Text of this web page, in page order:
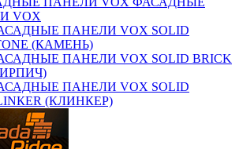
VOX
ПАНЕЛИ VOX SOLID
(КАМЕНЬ)
ПАНЕЛИ VOX SOLID BRICK
ПАНЕЛИ VOX SOLID
(КЛИНКЕР)